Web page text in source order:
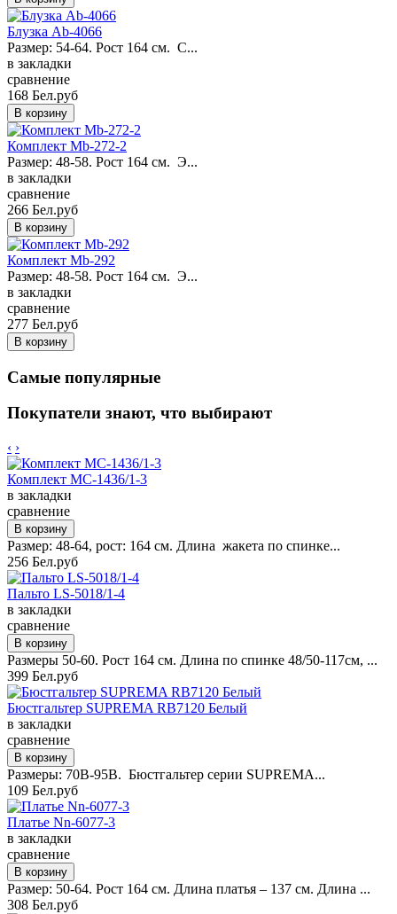
Блузка Ab-4066
Размер: 54-64. Рост 164 см. С...
в закладки
сравнение
168 Бел.руб
Комплект Mb-272-2
Размер: 48-58. Рост 164 см. Э...
в закладки
сравнение
266 Бел.руб
Комплект Mb-292
Размер: 48-58. Рост 164 см. Э...
в закладки
сравнение
277 Бел.руб
Самые популярные
Покупатели знают, что выбирают
‹ ›
Комплект MC-1436/1-3
в закладки
сравнение
Размер: 48-64, рост: 164 см. Длина жакета по спинке...
256 Бел.руб
Пальто LS-5018/1-4
в закладки
сравнение
Размеры 50-60. Рост 164 см. Длина по спинке 48/50-117см, ...
399 Бел.руб
Бюстгальтер SUPREMA RB7120 Белый
в закладки
сравнение
Размеры: 70B-95B. Бюстгальтер серии SUPREMA...
109 Бел.руб
Платье Nn-6077-3
в закладки
сравнение
Размер: 50-64. Рост 164 см. Длина платья – 137 см. Длина ...
308 Бел.руб